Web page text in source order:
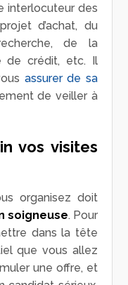
interlocuteur des
d’achat, du
de la
de crédit, etc. Il
assurer de sa
de veiller à
vos visites
organisez doit
soigneuse. Pour
dans la tête
que vous allez
une offre, et